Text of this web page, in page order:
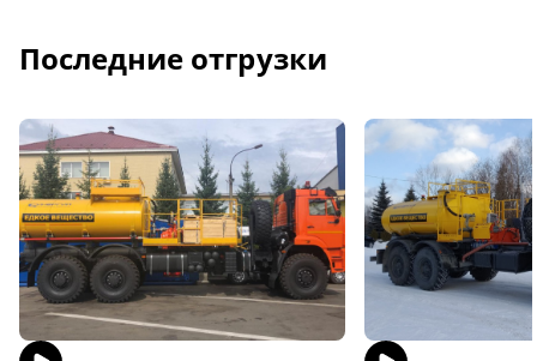
Последние отгрузки